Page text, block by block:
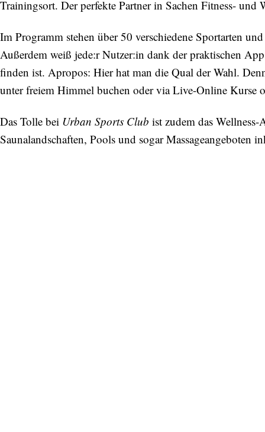
Trainingsort. Der perfekte Partner in Sachen Fitness- und
Im Programm stehen über 50 verschiedene Sportarten
Außerdem weiß jede:r Nutzer:in dank der praktischen
finden ist. Apropos: Hier hat man die Qual der Wahl.
unter freiem Himmel buchen oder via Live-Online Kurse
Das Tolle bei Urban Sports Club ist zudem das
Saunalandschaften, Pools und sogar Massageangeboten